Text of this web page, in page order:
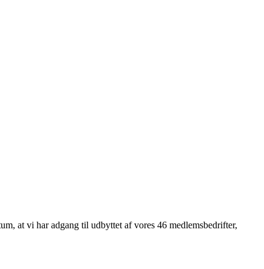
at vi har adgang til udbyttet af vores 46 medlemsbedrifter,